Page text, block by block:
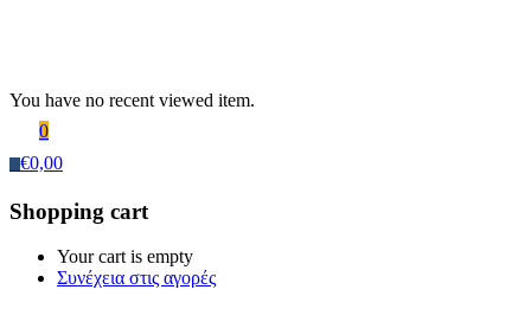
You have no recent viewed item.
0
€0,00
Shopping cart
Your cart is empty
Συνέχεια στις αγορές